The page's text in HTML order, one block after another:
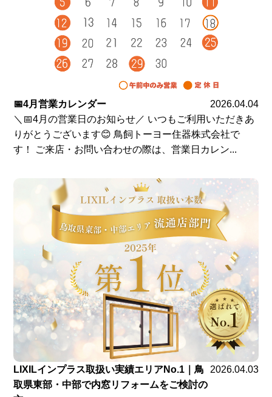
📅4月営業カレンダー
2026.04.04
＼📅4月の営業日のお知らせ／ いつもご利用いただきあ
りがとうございます😊 鳥飼トーヨー住器株式会社で
す！ ご来店・お問い合わせの際は、営業日カレン...
LIXILインプラス取扱い実績エリアNo.1｜鳥
取県東部・中部で内窓リフォームをご検討の
2026.04.03